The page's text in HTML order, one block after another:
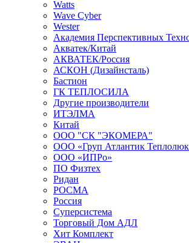
Watts
Wave Cyber
Wester
Академия Перспективных
Акватек/Китай
АКВАТЕК/Россия
АСКОН (Дизайнсталь)
Бастион
ГК ТЕПЛОСИЛА
Другие производители
ИТЭЛМА
Китай
ООО "СК "ЭКОМЕРА"
ООО «Груп Атлантик
ООО «ИПРо»
ПО Физтех
Ридан
РОСМА
Россия
Суперсистема
Торговый Дом АДЛ
Хит Комплект